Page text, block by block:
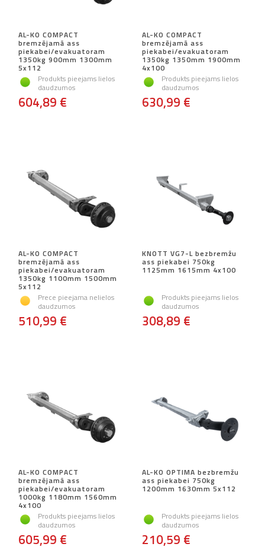
AL-KO COMPACT
bremzējamā ass
piekabei/evakuatoram
1350kg 900mm 1300mm
5x112
Produkts pieejams lielos
daudzumos
604,89 €
AL-KO COMPACT
bremzējamā ass
piekabei/evakuatoram
1350kg 1350mm 1900mm
4x100
Produkts pieejams lielos
daudzumos
630,99 €
AL-KO COMPACT
bremzējamā ass
piekabei/evakuatoram
1350kg 1100mm 1500mm
5x112
Prece pieejama nelielos
daudzumos
510,99 €
KNOTT VG7-L bezbremžu
ass piekabei 750kg
1125mm 1615mm 4x100
Produkts pieejams lielos
daudzumos
308,89 €
AL-KO COMPACT
bremzējamā ass
piekabei/evakuatoram
1000kg 1180mm 1560mm
4x100
Produkts pieejams lielos
daudzumos
605,99 €
AL-KO OPTIMA bezbremžu
ass piekabei 750kg
1200mm 1630mm 5x112
Produkts pieejams lielos
daudzumos
210,59 €